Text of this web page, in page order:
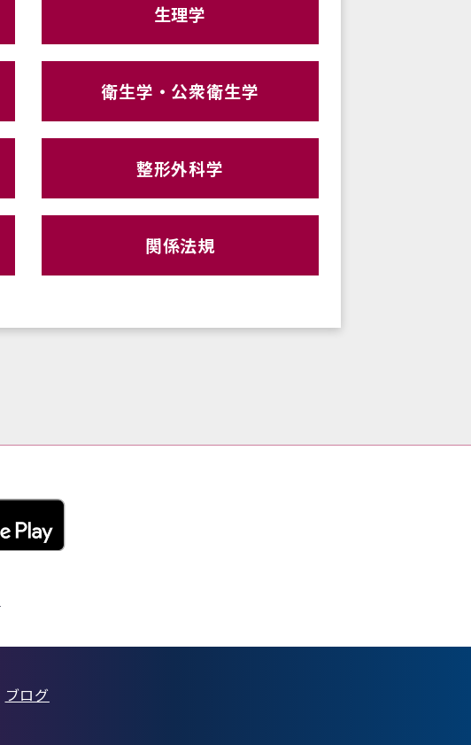
生理学
衛生学・公衆衛生学
整形外科学
関係法規
ブログ